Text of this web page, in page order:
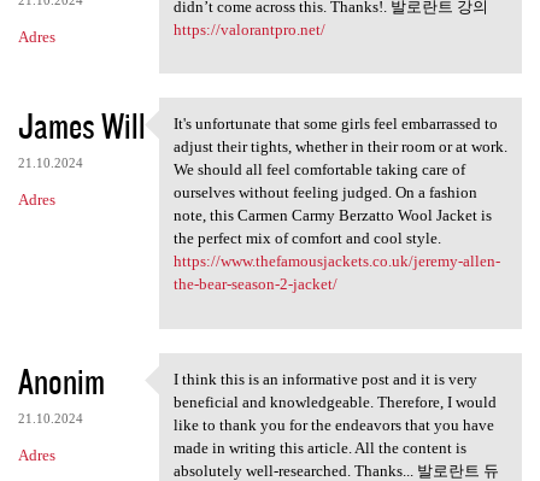
Adres
didn’t come across this. Thanks!. 발로란트 강의
https://valorantpro.net/
James Will
21.10.2024
Adres
It's unfortunate that some
It's unfortunate that some girls feel embarrassed to
adjust their tights, whether in their room or at work.
We should all feel comfortable taking care of
ourselves without feeling judged. On a fashion
note, this Carmen Carmy Berzatto Wool Jacket is
the perfect mix of comfort and cool style.
https://www.thefamousjackets.co.uk/jeremy-allen-
the-bear-season-2-jacket/
Anonim
21.10.2024
Adres
I think this is an
I think this is an informative post and it is very
beneficial and knowledgeable. Therefore, I would
like to thank you for the endeavors that you have
made in writing this article. All the content is
absolutely well-researched. Thanks... 발로란트 듀